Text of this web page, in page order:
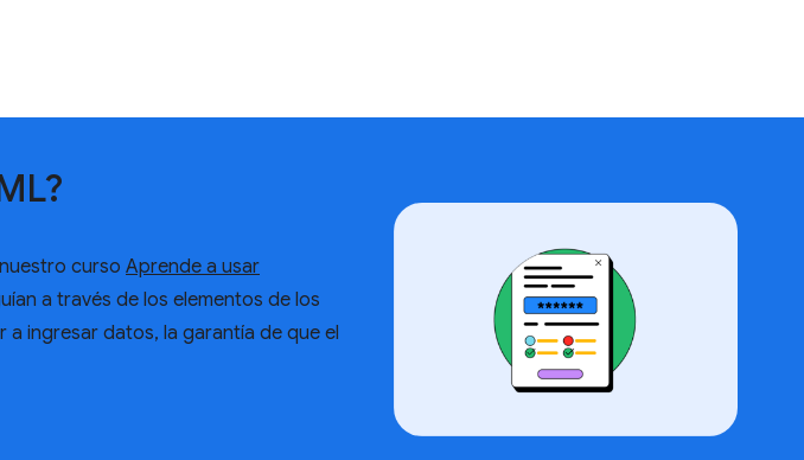
curso Aprende a usar
a través de los elementos de los
a ingresar datos, la garantía de que el